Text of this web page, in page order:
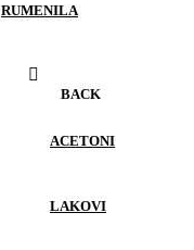
RUMENILA
BACK
ACETONI
LAKOVI